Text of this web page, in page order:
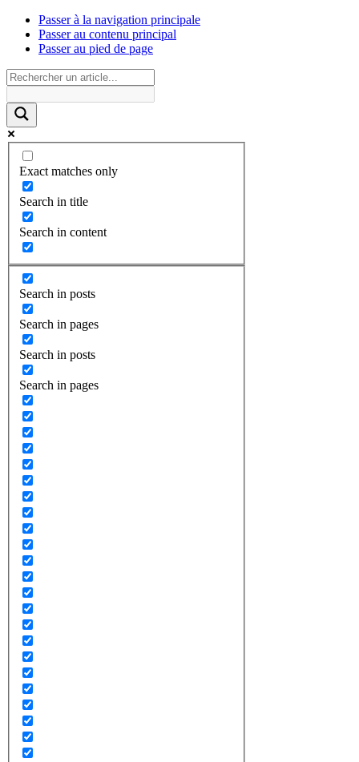
Passer à la navigation principale
Passer au contenu principal
Passer au pied de page
Exact matches only
Search in title
Search in content
Search in posts
Search in pages
Search in posts
Search in pages